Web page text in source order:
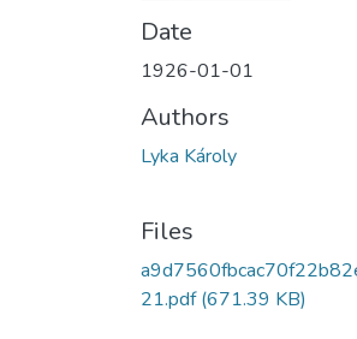
Date
1926-01-01
Authors
Lyka Károly
Files
21.pdf(671.39 KB)